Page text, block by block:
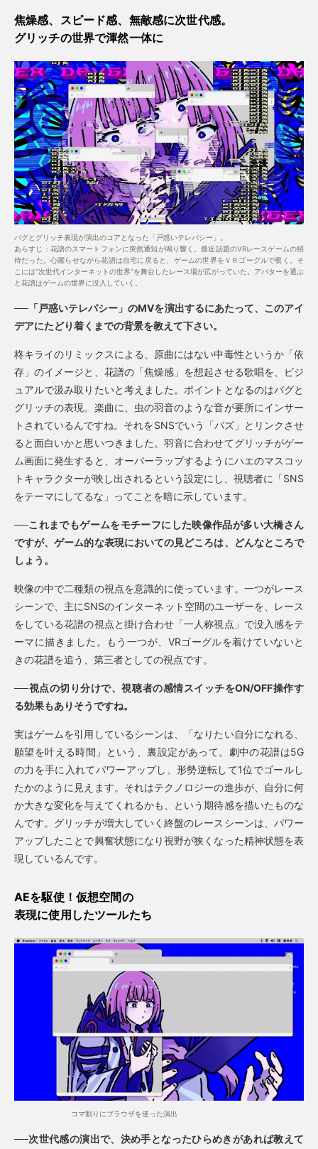
焦燥感、スピード感、無敵感に次世代感。
グリッチの世界で渾然一体に
バグとグリッチ表現が演出のコアとなった「戸惑いテレパシー」。
あらすじ：花譜のスマートフォンに突然通知が鳴り響く。最近話題のVRレースゲームの招
待だった。心躍らせながら花譜は自宅に戻ると、ゲームの世界をＶＲゴーグルで覗く。そ
こには”次世代インターネットの世界”を舞台したレース場が広がっていた。アバターを選ぶ
と花譜はゲームの世界に没入していく。
──「戸惑いテレパシー」のMVを演出するにあたって、このアイ
デアにたどり着くまでの背景を教えて下さい。
柊キライのリミックスによる、原曲にはない中毒性というか「依
存」のイメージと、花譜の「焦燥感」を想起させる歌唱を、ビジ
ュアルで汲み取りたいと考えました。ポイントとなるのはバグと
グリッチの表現。楽曲に、虫の羽音のような音が要所にインサー
トされているんですね。それをSNSでいう「バズ」とリンクさせ
ると面白いかと思いつきました。羽音に合わせてグリッチがゲー
ム画面に発生すると、オーバーラップするようにハエのマスコッ
トキャラクターが映し出されるという設定にし、視聴者に「SNS
をテーマにしてるな」ってことを暗に示しています。
──これまでもゲームをモチーフにした映像作品が多い大橋さん
ですが、ゲーム的な表現においての見どころは、どんなところで
しょう。
映像の中で二種類の視点を意識的に使っています。一つがレース
シーンで、主にSNSのインターネット空間のユーザーを、レース
をしている花譜の視点と掛け合わせ「一人称視点」で没入感をテ
ーマに描きました。もう一つが、VRゴーグルを着けていないと
きの花譜を追う、第三者としての視点です。
──視点の切り分けで、視聴者の感情スイッチをON/OFF操作す
る効果もありそうですね。
実はゲームを引用しているシーンは、「なりたい自分になれる、
願望を叶える時間」という、裏設定があって。劇中の花譜は5G
の力を手に入れてパワーアップし、形勢逆転して1位でゴールし
たかのように見えます。それはテクノロジーの進歩が、自分に何
か大きな変化を与えてくれるかも、という期待感を描いたものな
んです。グリッチが増大していく終盤のレースシーンは、パワー
アップしたことで興奮状態になり視野が狭くなった精神状態を表
現しているんです。
AEを駆使！仮想空間の
表現に使用したツールたち
コマ割りにブラウザを使った演出
──次世代感の演出で、決め手となったひらめきがあれば教えて